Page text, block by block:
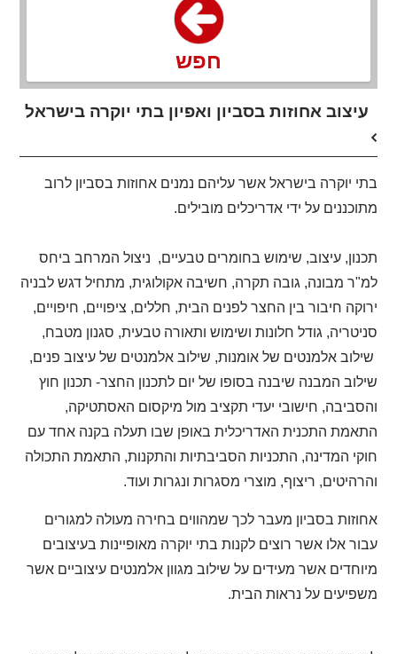
חפש
עיצוב אחוזות בסביון ואפיון בתי יוקרה בישראל
בתי יוקרה בישראל אשר עליהם נמנים אחוזות בסביון לרוב
מתוכננים על ידי אדריכלים מובילים.
תכנון, עיצוב, שימוש בחומרים טבעיים, ניצול המרחב ביחס
למ"ר מבונה, גובה תקרה, חשיבה אקולוגית, מתחיל דגש לבניה
ירוקה חיבור בין החצר לפנים הבית, חללים, ציפויים, חיפויים,
סניטריה, גודל חלונות ושימוש ותאורה טבעית, סגנון מטבח,
שילוב אלמנטים של אומנות, שילוב אלמנטים של עיצוב פנים,
שילוב המבנה שיבנה בסופו של יום לתכנון החצר- תכנון חוץ
והסביבה, חישובי יעדי תקציב מול מיקסום האסתטיקה,
התאמת התכנית האדריכלית באופן שבו תעלה בקנה אחד עם
חוקי המדינה, התכניות הסביבתיות והתקנות, התאמת התכולה
והרהיטים, ריצוף, מוצרי מסגרות ונגרות ועוד.
אחוזות בסביון מעבר לכך שמהווים בחירה מעולה למגורים
עבור אלו אשר רוצים לקנות בתי יוקרה מאופיינות בעיצובים
מיוחדים אשר מעידים על שילוב מגוון אלמנטים עיצוביים אשר
משפיעים על נראות הבית.